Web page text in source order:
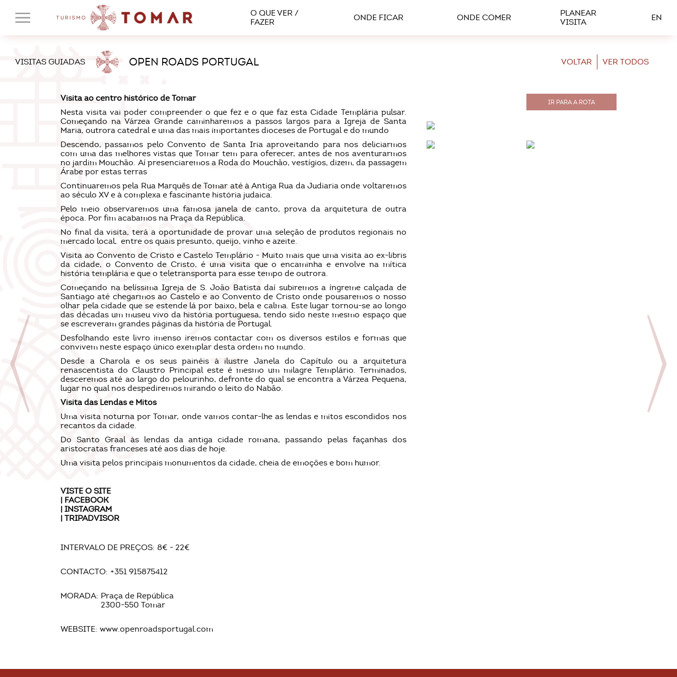
O QUE VER /
FAZER
ONDE FICAR ONDE COMER
PLANEAR
VISITA
EN
VISITAS GUIADAS OPEN ROADS PORTUGAL VOLTAR VER TODOS
Visita ao centro histórico de Tomar
Nesta visita vai poder compreender o que fez e o que faz esta Cidade Templária pulsar.
Começando na Várzea Grande caminharemos a passos largos para a Igreja de Santa
Maria, outrora catedral e uma das mais importantes dioceses de Portugal e do mundo
Descendo, passamos pelo Convento de Santa Iria aproveitando para nos deliciarmos
com uma das melhores vistas que Tomar tem para oferecer, antes de nos aventurarmos
no jardim Mouchão. Aí presenciaremos a Roda do Mouchão, vestígios, dizem, da passagem
Árabe por estas terras
Continuaremos pela Rua Marquês de Tomar até à Antiga Rua da Judiaria onde voltaremos
ao século XV e à complexa e fascinante história judaica.
Pelo meio observaremos uma famosa janela de canto, prova da arquitetura de outra
época. Por fim acabamos na Praça da República.
No final da visita, terá a oportunidade de provar uma seleção de produtos regionais no
mercado local, entre os quais presunto, queijo, vinho e azeite.
Visita ao Convento de Cristo e Castelo Templário - Muito mais que uma visita ao ex-libris
da cidade, o Convento de Cristo, é uma visita que o encaminha e envolve na mítica
história templária e que o teletransporta para esse tempo de outrora.
Começando na belíssima Igreja de S. João Batista daí subiremos a íngreme calçada de
Santiago até chegarmos ao Castelo e ao Convento de Cristo onde pousaremos o nosso
olhar pela cidade que se estende lá por baixo, bela e calma. Este lugar tornou-se ao longo
das décadas um museu vivo da história portuguesa, tendo sido neste mesmo espaço que
se escreveram grandes páginas da história de Portugal.
Desfolhando este livro imenso iremos contactar com os diversos estilos e formas que
convivem neste espaço único exemplar desta ordem no mundo.
Desde a Charola e os seus painéis à ilustre Janela do Capítulo ou a arquitetura
renascentista do Claustro Principal este é mesmo um milagre Templário. Terminados,
desceremos até ao largo do pelourinho, defronte do qual se encontra a Várzea Pequena,
lugar no qual nos despediremos mirando o leito do Nabão.
Visita das Lendas e Mitos
Uma visita noturna por Tomar, onde vamos contar-lhe as lendas e mitos escondidos nos
recantos da cidade.
Do Santo Graal às lendas da antiga cidade romana, passando pelas façanhas dos
aristocratas franceses até aos dias de hoje.
Uma visita pelos principais monumentos da cidade, cheia de emoções e bom humor.
VISTE O SITE
| FACEBOOK
| INSTAGRAM
| TRIPADVISOR
INTERVALO DE PREÇOS: 8€ - 22€
CONTACTO: +351 915875412
MORADA: Praça de República
2300-550 Tomar
WEBSITE: www.openroadsportugal.com
IR PARA A ROTA